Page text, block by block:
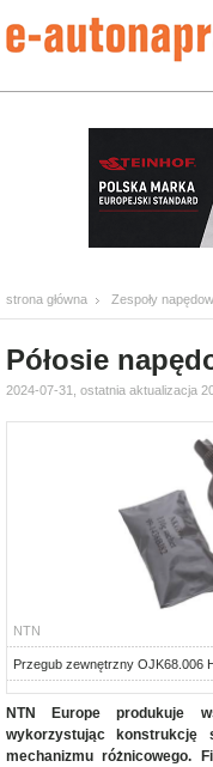
strona główna Zespoły
Półosie
2024-07-31, ostatnia aktualizacja
NTN
Przegub zewnętrzny OJK68.006
NTN Europe produkuje
wykorzystując
mechanizmu różnicowego.